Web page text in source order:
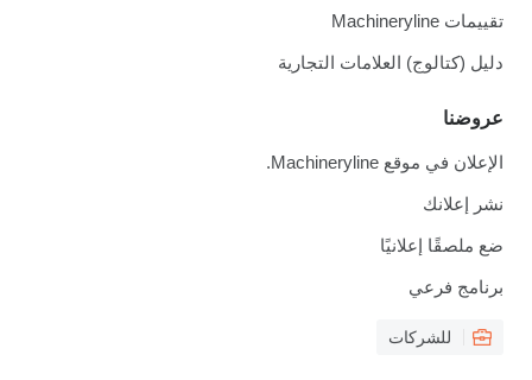
تقييمات Machineryline
دليل (كتالوج) العلامات التجارية
عروضنا
الإعلان في موقع Machineryline.
نشر إعلانك
ضع ملصقًا إعلانيًا
برنامج فرعي
للشركات